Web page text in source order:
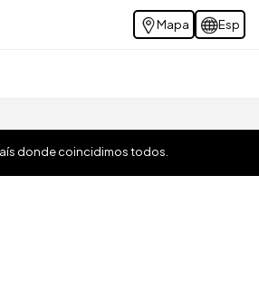
Mapa Esp
donde coincidimos todos.